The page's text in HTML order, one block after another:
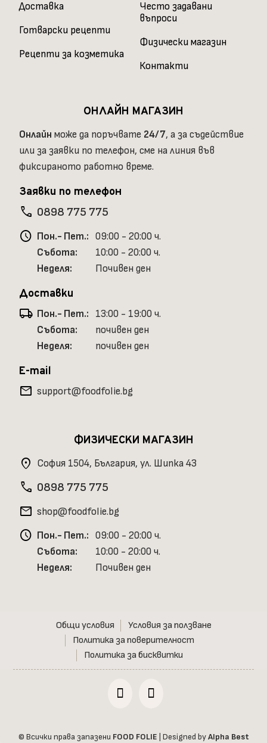
Доставка
Готварски рецепти
Рецепти за козметика
Често задавани
въпроси
Физически магазин
Контакти
ОНЛАЙН МАГАЗИН
Онлайн може да поръчвате 24/7, а за съдействие
или за заявки по телефон, сме на линия във
фиксираното работно време.
Заявки по телефон
phone 0898 775 775
schedule Пон.- Пет.: 09:00 - 20:00 ч.
Събота:
10:00 - 20:00 ч.
Неделя:
Почивен ден
Доставки
local_shipping Пон.- Пет.:
13:00 - 19:00 ч.
Събота:
почивен ден
Неделя:
почивен ден
E-mail
mail support@foodfolie.bg
ФИЗИЧЕСКИ МАГАЗИН
location_on София 1504, България, ул. Шипка 43
phone 0898 775 775
mail shop@foodfolie.bg
schedule Пон.- Пет.: 09:00 - 20:00 ч.
Събота:
10:00 - 20:00 ч.
Неделя:
Почивен ден
Общи условия
Условия за ползване
Политика за поверителност
Политика за бисквитки
© Всички права запазени FOOD FOLIE | Designed byAlpha Best